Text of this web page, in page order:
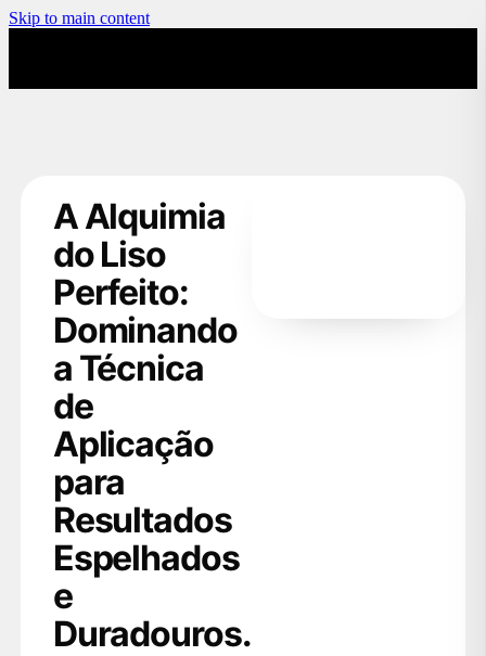
Skip to main content
A Alquimia
do Liso
Perfeito:
Dominando
a Técnica
de
Aplicação
para
Resultados
Espelhados
e
Duradouros.